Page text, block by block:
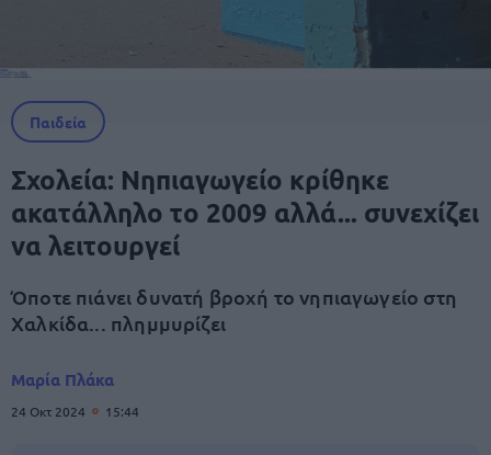
Παιδεία
Σχολεία: Νηπιαγωγείο κρίθηκε
ακατάλληλο το 2009 αλλά... συνεχίζει
να λειτουργεί
Όποτε πιάνει δυνατή βροχή το νηπιαγωγείο στη
Χαλκίδα... πλημμυρίζει
Μαρία Πλάκα
24 Οκτ 2024 15:44